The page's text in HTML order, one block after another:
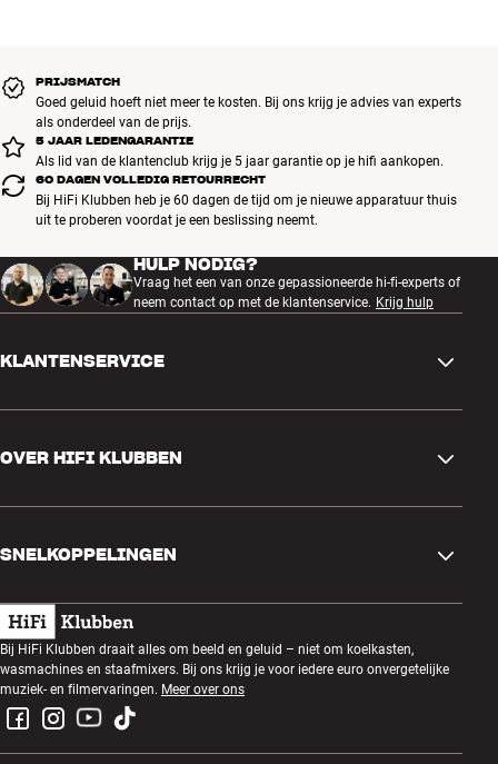
PRIJSMATCH
Goed geluid hoeft niet meer te kosten. Bij ons krijg je advies van experts
als onderdeel van de prijs.
5 JAAR LEDENGARANTIE
Als lid van de klantenclub krijg je 5 jaar garantie op je hifi aankopen.
60 DAGEN VOLLEDIG RETOURRECHT
Bij HiFi Klubben heb je 60 dagen de tijd om je nieuwe apparatuur thuis
uit te proberen voordat je een beslissing neemt.
HULP NODIG?
Vraag het een van onze gepassioneerde hi-fi-experts of
neem contact op met de klantenservice. Krijg hulp
KLANTENSERVICE
Ruilen en retourneren
Bestelling herroepen
Algemene voorwaarden
Privacybeleid
OVER HIFI KLUBBEN
Klantenclub
Luisteravond
Prijsvragen
Werken bij HiFi Klubben
SNELKOPPELINGEN
Cadeaubonnen
Bouwen met geluid
Montage en installatie
Bij HiFi Klubben draait alles om beeld en geluid – niet om koelkasten,
wasmachines en staafmixers. Bij ons krijg je voor iedere euro onvergetelijke
muziek- en filmervaringen. Meer over ons